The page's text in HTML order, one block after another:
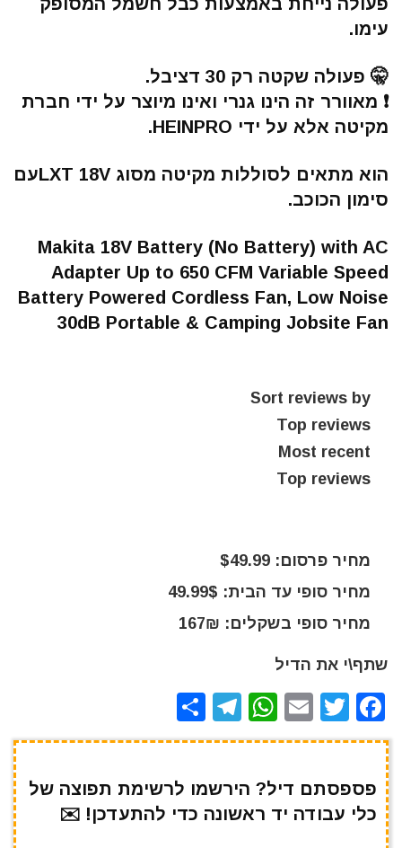
עימו.
🤫 פעולה שקטה רק 30 דציבל.
❗️ מאוורר זה הינו גנרי ואינו מיוצר על ידי חברת
מקיטה אלא על ידי HEINPRO.
הוא מתאים לסוללות מקיטה מסוג LXT 18Vעם
סימון הכוכב.
Makita 18V Battery (No Battery) with AC
Adapter Up to 650 CFM Variable Speed
Battery Powered Cordless Fan, Low Noise
30dB Portable & Camping Jobsite Fan
Sort reviews by
Top reviews
Most recent
Top reviews
מחיר פרסום: $49.99
מחיר סופי עד הבית: 49.99$
מחיר סופי בשקלים: 167₪
שתף\י את הדיל
F
a
e
b
T
w
te
r
E
m
l
W
h
s
A
T
el
gr
a
h
e
פספסתם דיל? הירשמו לרשימת תפוצה של
כלי עבודה יד ראשונה כדי להתעדכן! ✉️